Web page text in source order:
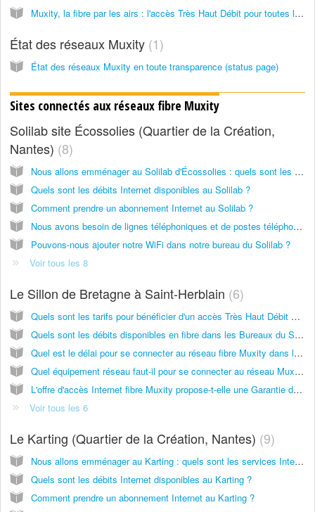
Muxity, la fibre par les airs : l'accès Très Haut Débit pour toutes les entreprises
État des réseaux Muxity 1
État des réseaux Muxity en toute transparence (status page)
Sites connectés aux réseaux fibre Muxity
Solilab site Écossolies (Quartier de la Création,
Nantes) 8
Nous allons emménager au Solilab d'Écossolies : quels sont les services Internet et réseaux proposés ?
Quels sont les débits Internet disponibles au Solilab ?
Comment prendre un abonnement Internet au Solilab ?
Nous avons besoin de lignes téléphoniques et de postes téléphoniques : que proposez-vous ?
Pouvons-nous ajouter notre WiFi dans notre bureau du Solilab ?
Voir tous les 8
Le Sillon de Bretagne à Saint-Herblain 6
Quels sont les tarifs pour bénéficier d'un accès Très Haut Débit Muxity "fibre optique" dans les Bureaux du Sillon ?
Quels sont les débits disponibles en fibre dans les Bureaux du Sillon ?
Quel est le délai pour se connecter au réseau fibre Muxity dans les bureaux du Sillon ?
Quel équipement réseau faut-il pour se connecter au réseau Muxity THD dans les Bureaux du Sillon ?
L'offre d'accès Internet fibre Muxity propose-t-elle une Garantie de Temps de Rétablissement (GTR) en cas d'incident ?
Voir tous les 6
Le Karting (Quartier de la Création, Nantes) 9
Nous allons emménager au Karting : quels sont les services Internet et réseaux proposés ?
Quels sont les débits Internet disponibles au Karting ?
Comment prendre un abonnement Internet au Karting ?